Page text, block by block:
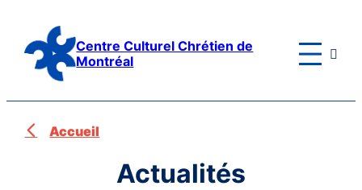
contenu
Centre Culturel Chrétien de
Montréal

Accueil
Actualités